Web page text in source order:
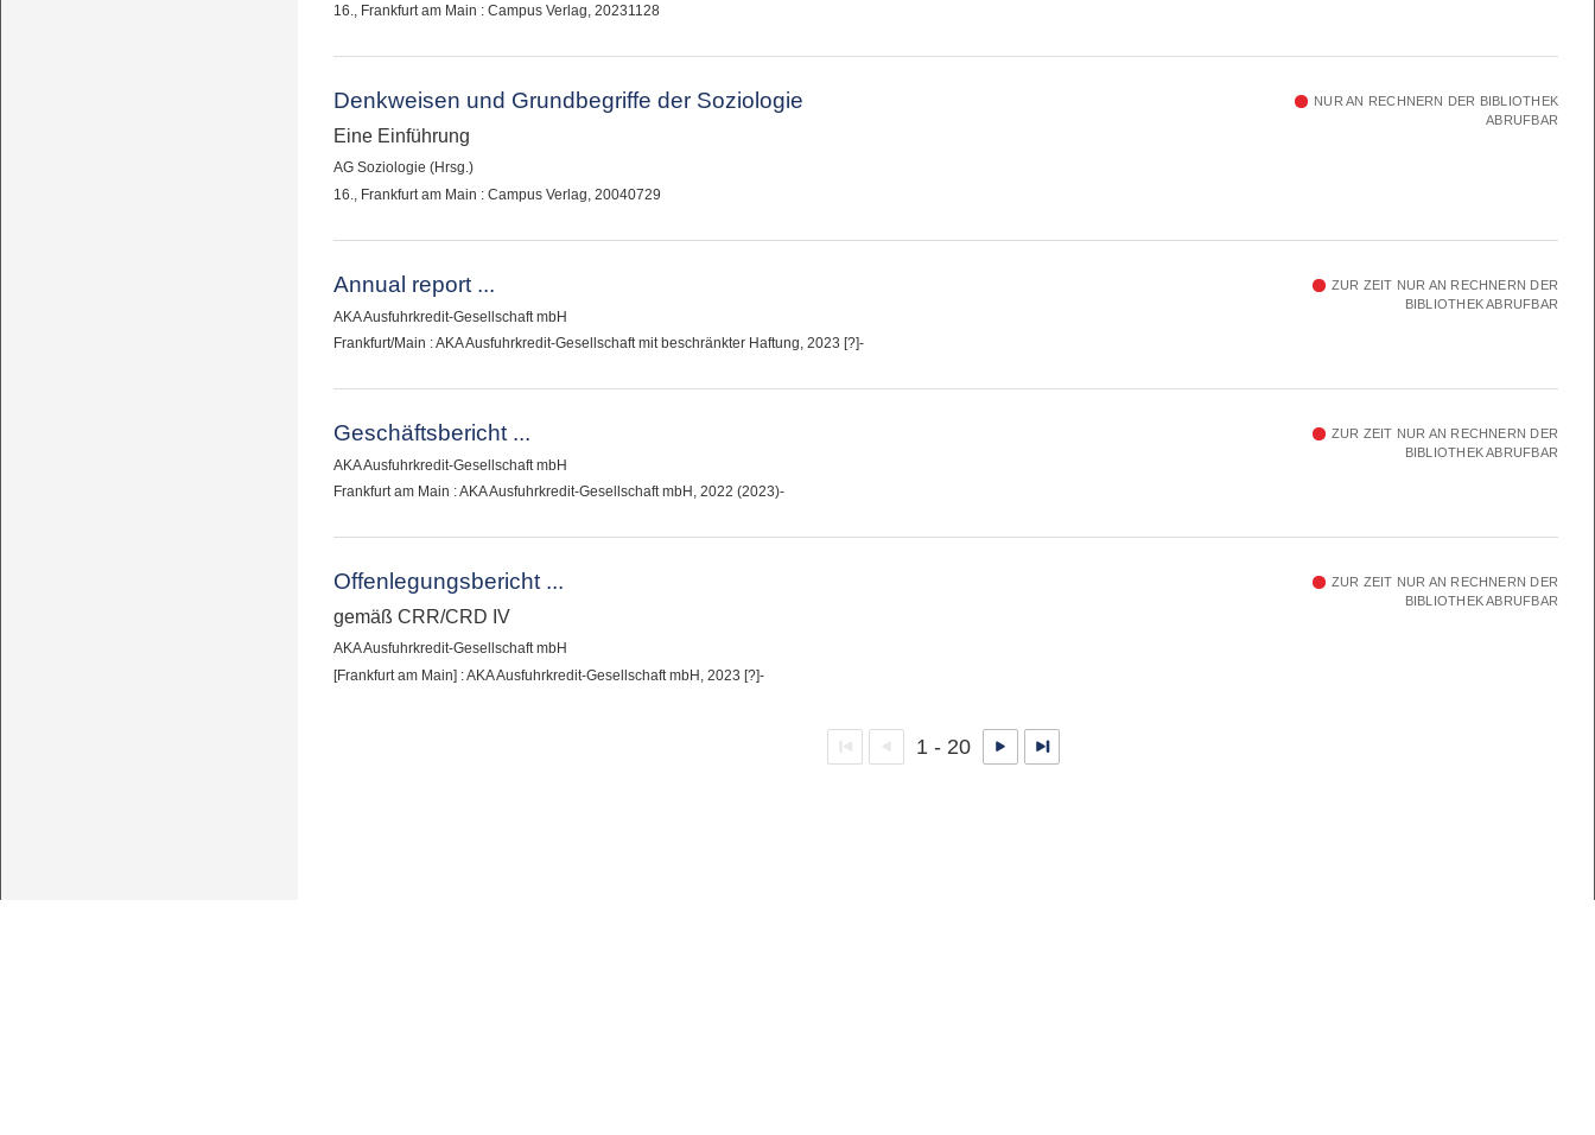
16., Frankfurt am Main : Campus Verlag, 20231128
NUR AN RECHNERN DER BIBLIOTHEK
ABRUFBAR
Denkweisen und Grundbegriffe der Soziologie
Eine Einführung
AG Soziologie (Hrsg.)
16., Frankfurt am Main : Campus Verlag, 20040729
ZUR ZEIT NUR AN RECHNERN DER
BIBLIOTHEK ABRUFBAR
Annual report ...
AKA Ausfuhrkredit-Gesellschaft mbH
Frankfurt/Main : AKA Ausfuhrkredit-Gesellschaft mit beschränkter Haftung, 2023 [?]-
ZUR ZEIT NUR AN RECHNERN DER
BIBLIOTHEK ABRUFBAR
Geschäftsbericht ...
AKA Ausfuhrkredit-Gesellschaft mbH
Frankfurt am Main : AKA Ausfuhrkredit-Gesellschaft mbH, 2022 (2023)-
ZUR ZEIT NUR AN RECHNERN DER
BIBLIOTHEK ABRUFBAR
Offenlegungsbericht ...
gemäß CRR/CRD IV
AKA Ausfuhrkredit-Gesellschaft mbH
[Frankfurt am Main] : AKA Ausfuhrkredit-Gesellschaft mbH, 2023 [?]-
1 - 20